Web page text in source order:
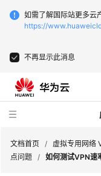
如需了解国际站更多云
https://
不再显示此消息
文档首页 / 虚拟专用网络
点问题 / 如何测试VPN速